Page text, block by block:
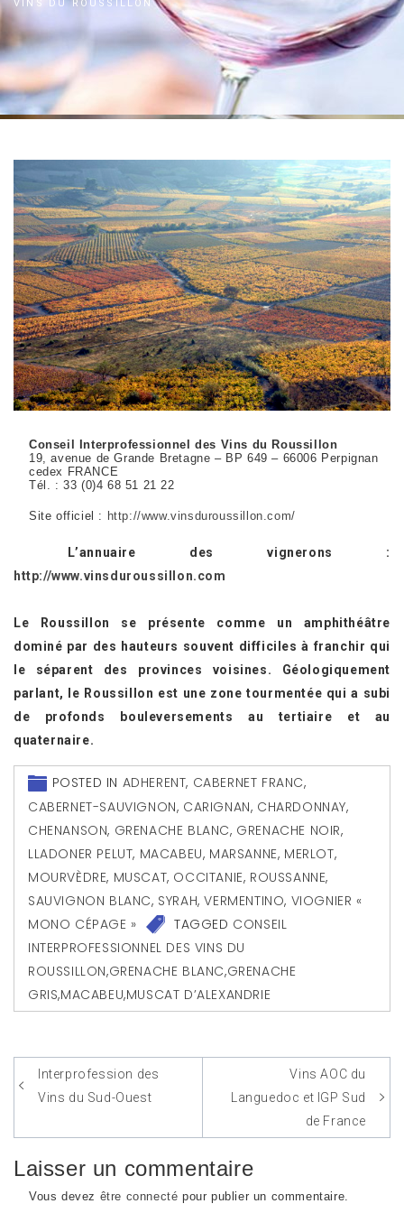
VINS DU ROUSSILLON
Conseil Interprofessionnel des Vins du Roussillon
19, avenue de Grande Bretagne – BP 649 – 66006 Perpignan
cedex FRANCE
Tél. : 33 (0)4 68 51 21 22
Site officiel : http://www.vinsduroussillon.com/
L’annuaire des vignerons :
http://www.vinsduroussillon.com
Le Roussillon se présente comme un amphithéâtre
dominé par des hauteurs souvent difficiles à franchir qui
le séparent des provinces voisines. Géologiquement
parlant, le Roussillon est une zone tourmentée qui a subi
de profonds bouleversements au tertiaire et au
quaternaire.
POSTED IN ADHERENT, CABERNET FRANC,
CABERNET-SAUVIGNON, CARIGNAN, CHARDONNAY,
CHENANSON, GRENACHE BLANC, GRENACHE NOIR,
LLADONER PELUT, MACABEU, MARSANNE, MERLOT,
MOURVÈDRE, MUSCAT, OCCITANIE, ROUSSANNE,
SAUVIGNON BLANC, SYRAH,VERMENTINO, VIOGNIER «
MONO CÉPAGE »
TAGGED CONSEIL
INTERPROFESSIONNEL DES VINS DU
ROUSSILLON,GRENACHE BLANC,GRENACHE
GRIS,MACABEU,MUSCAT D’ALEXANDRIE
Navigation
l’article
Interprofession des
Vins du Sud-Ouest
Vins AOC du
Languedoc et IGP Sud
de France
Laisser un commentaire
Vous devez être connecté pour publier un commentaire.